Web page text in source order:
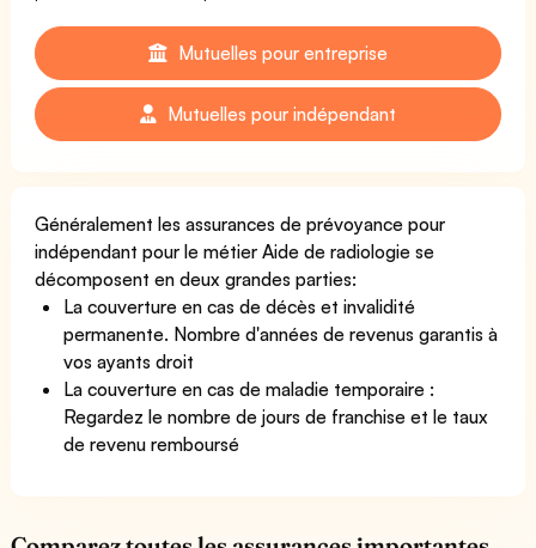
Mutuelles pour entreprise
Mutuelles pour indépendant
Généralement les assurances de prévoyance pour
indépendant pour le métier Aide de radiologie se
décomposent en deux grandes parties:
La couverture en cas de décès et invalidité
permanente. Nombre d'années de revenus garantis à
vos ayants droit
La couverture en cas de maladie temporaire :
Regardez le nombre de jours de franchise et le taux
de revenu remboursé